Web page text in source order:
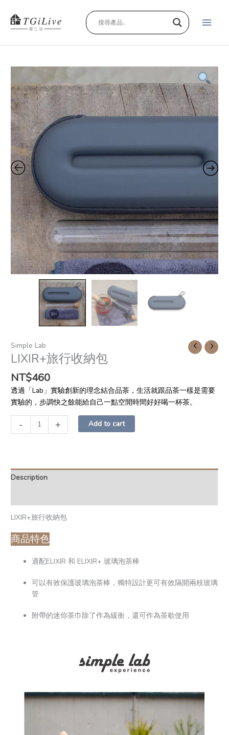
content
Main
Simple Lab
LIXIR+旅行收納包
NT$460
透過「Lab」實驗創新的理念結合品茶，生活就跟品茶一樣是需要
實驗的，步調快之餘能給自己一點空閒時間好好喝一杯茶。
-
LIXIR+旅
行
收
納
包
quantity
+ Add to cart
Description
LIXIR+旅行收納包
商品特色
適配ELIXIR 和 ELIXIR+ 玻璃泡茶棒
可以有效保護玻璃泡茶棒，獨特設計更可有效隔開兩枝玻璃
管
附帶的迷你茶巾除了作為緩衝，還可作為茶歇使用